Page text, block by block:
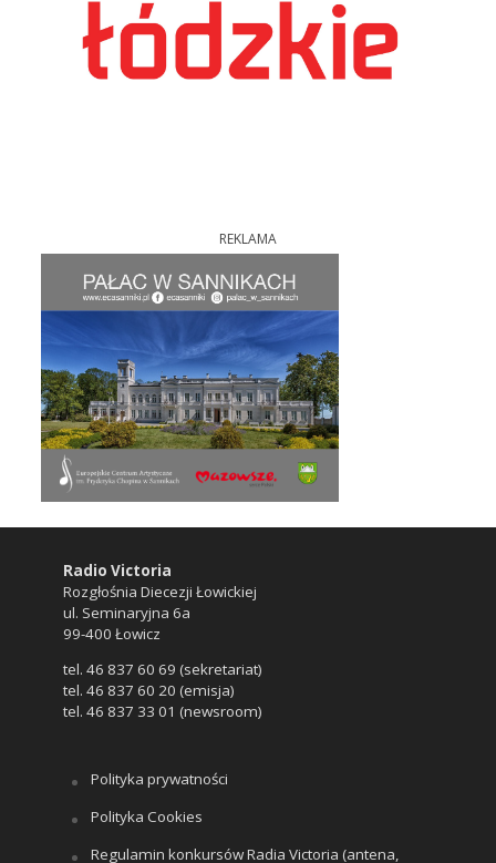
REKLAMA
Radio Victoria
Rozgłośnia Diecezji Łowickiej
ul. Seminaryjna 6a
99-400 Łowicz
tel. 46 837 60 69 (sekretariat)
tel. 46 837 60 20 (emisja)
tel. 46 837 33 01 (newsroom)
Polityka prywatności
Polityka Cookies
Regulamin konkursów Radia Victoria (antena,